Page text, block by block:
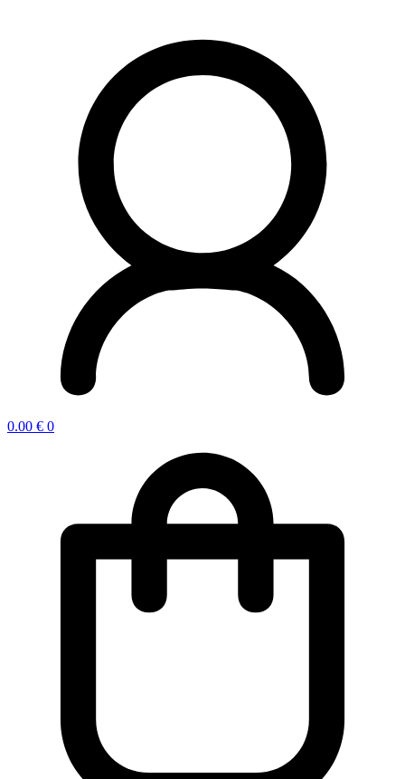
0.00 € 0